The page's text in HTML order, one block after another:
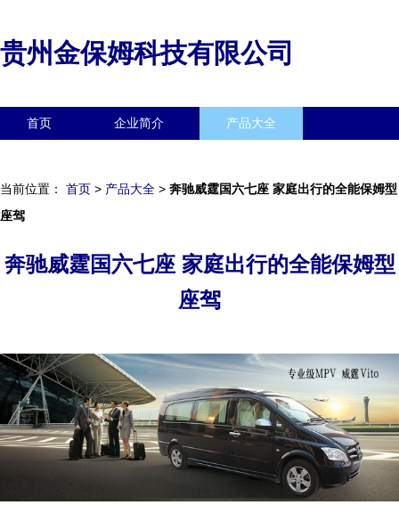
贵州金保姆科技有限公司
首页 企业简介 产品大全
当前位置： 首页 > 产品大全 > 奔驰威霆国六七座 家庭出行的全能保姆型
座驾
奔驰威霆国六七座 家庭出行的全能保姆型
座驾